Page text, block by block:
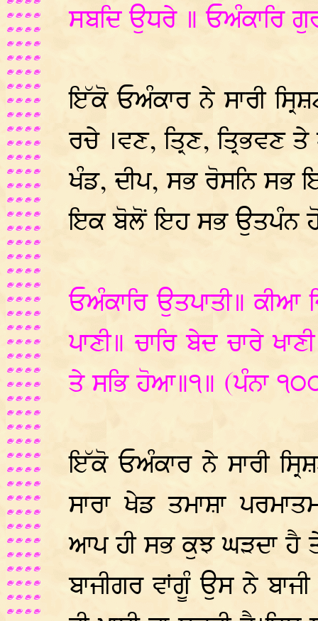
ਸਬਦਿ ਉਧਰੇ ॥ ਓਅੰਕਾਰਿ
ਇੱਕੋ ਓਅੰਕਾਰ ਨੇ ਸਾਰੀ
ਰਚੇ ।ਵਣ, ਤ੍ਰਿਣ, ਤ੍ਰਿਭਵਣ
ਖੰਡ, ਦੀਪ, ਸਭ ਰੋਸਨਿ ਸਭ
ਇਕ ਬੋਲੋਂ ਇਹ ਸਭ ਉਤਪੰਨ
ਓਅੰਕਾਰਿ ਉਤਪਾਤੀ॥ ਕੀਆ
ਪਾਣੀ॥ ਚਾਰਿ ਬੇਦ ਚਾਰੇ
ਤੇ ਸਭਿ ਹੋਆ॥੧॥ (ਪੰਨਾ
ਇੱਕੋ ਓਅੰਕਾਰ ਨੇ ਸਾਰੀ
ਸਾਰਾ ਖੇਡ ਤਮਾਸ਼ਾ
ਆਪ ਹੀ ਸਭ ਕੁਝ ਘੜਦਾ ਹੈ
ਬਾਜੀਗਰ ਵਾਂਗੂੰ ਉਸ ਨੇ